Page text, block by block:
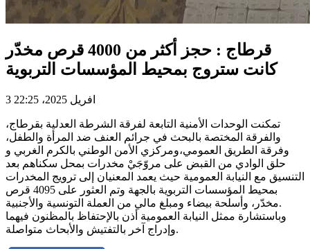
قرطاج : حجز أكثر من 4000 قرص مخدّر
كانت ستروج بمحيط المؤسسات التربوية
3 افريل 2025، 22:25
تمكنت الوحدات الأمنية التابعة لفرقة الشرطة العدلية بقرطاج،
والفرقة المختصة بالبحث في جرائم العنف ضد المرأة والطفل،
وفرقة الطريق العمومي،ومركزي الأمن الوطني بالكرم الغربي و
حلق الوادي من القبض على مروّجَيْ مخدرات بمحل سكناهم بعد
التنسيق مع النيابة العمومية حيث يعمد المعنيان إلى ترويج المخدرات
بمحيط المؤسسات التربوية بالجهة وتم العثور على 4095 قرص
مخدّر، وأسلحة بيضاء ومبلغ مالي من العملة التونسية والأجنبية.
وباستشارة ممثل النيابة العمومية أذن بالإحتفاظ بالمظنون فيهما
وإدراج آخر بالتفتيش والأبحاث متواصلة.